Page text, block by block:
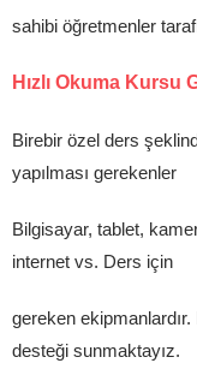
sahibi öğretmenler
Hızlı Okuma Kursu
Birebir özel ders
yapılması gerekenler
Bilgisayar, tablet,
internet vs. Ders için
gereken
desteği sunmaktayız.